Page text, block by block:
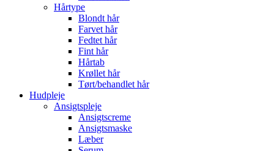
Hårtype
Blondt hår
Farvet hår
Fedtet hår
Fint hår
Hårtab
Krøllet hår
Tørt/behandlet hår
Hudpleje
Ansigtspleje
Ansigtscreme
Ansigtsmaske
Læber